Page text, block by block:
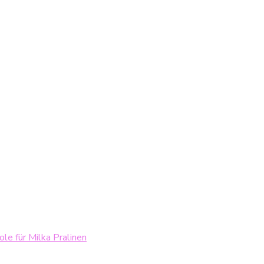
für Milka Pralinen